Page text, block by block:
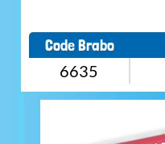
Code Brabo
6635